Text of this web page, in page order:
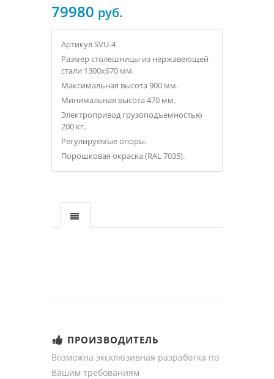
79980 руб.
Артикул SVU-4
Размер столешницы из нержавеющей
стали 1300х670 мм.
Максимальная высота 900 мм.
Минимальная высота 470 мм.
Электропривод грузоподъемностью
200 кг.
Регулируемые опоры.
Порошковая окраска (RAL 7035).
ПРОИЗВОДИТЕЛЬ
Возможна эксклюзивная разработка по
Вашим требованиям